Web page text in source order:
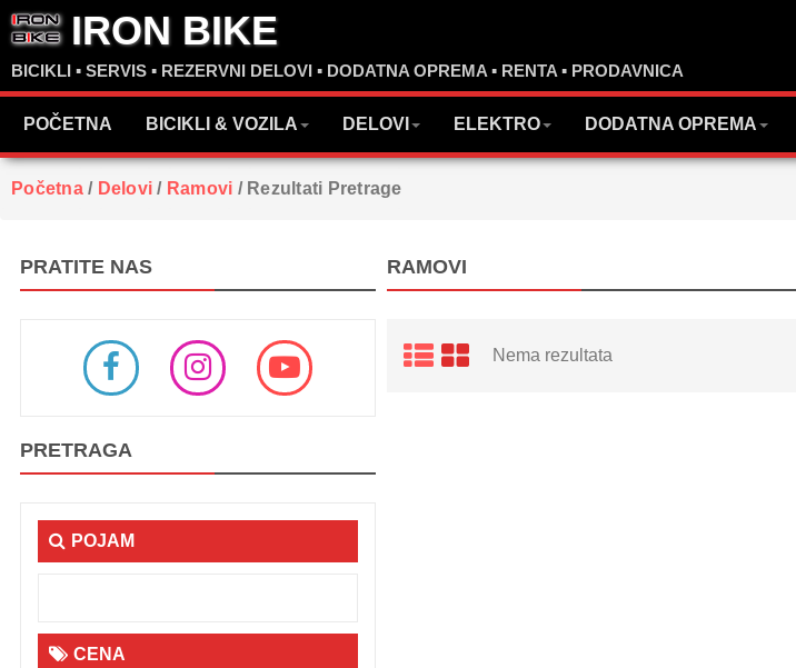
IRON BIKE
BICIKLI ▪ SERVIS ▪ REZERVNI DELOVI ▪ DODATNA OPREMA ▪ RENTA ▪ PRODAVNICA
POČETNA BICIKLI & VOZILA DELOVI ELEKTRO DODATNA OPREMA
Početna/ Delovi / Ramovi / Rezultati Pretrage
PRATITE NAS
PRETRAGA
POJAM
CENA
RAMOVI
Nema rezultata